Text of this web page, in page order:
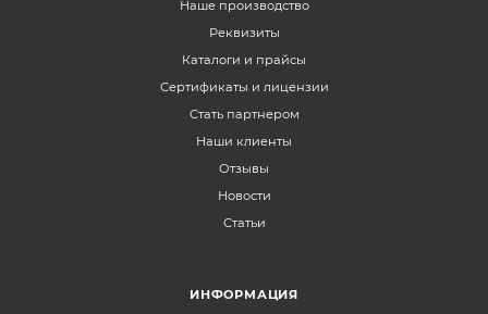
Наше производство
Реквизиты
Каталоги и прайсы
Сертификаты и лицензии
Стать партнером
Наши клиенты
Отзывы
Новости
Статьи
ИНФОРМАЦИЯ